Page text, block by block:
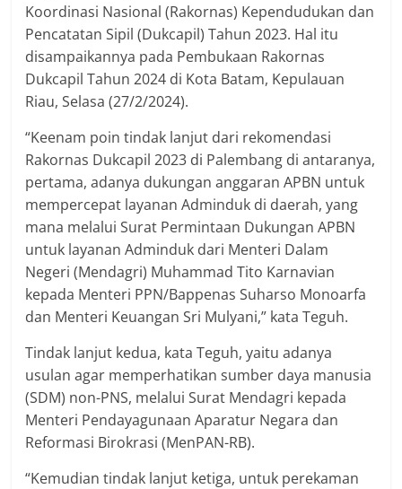
Koordinasi Nasional (Rakornas) Kependudukan dan
Pencatatan Sipil (Dukcapil) Tahun 2023. Hal itu
disampaikannya pada Pembukaan Rakornas
Dukcapil Tahun 2024 di Kota Batam, Kepulauan
Riau, Selasa (27/2/2024).
“Keenam poin tindak lanjut dari rekomendasi
Rakornas Dukcapil 2023 di Palembang di antaranya,
pertama, adanya dukungan anggaran APBN untuk
mempercepat layanan Adminduk di daerah, yang
mana melalui Surat Permintaan Dukungan APBN
untuk layanan Adminduk dari Menteri Dalam
Negeri (Mendagri) Muhammad Tito Karnavian
kepada Menteri PPN/Bappenas Suharso Monoarfa
dan Menteri Keuangan Sri Mulyani,” kata Teguh.
Tindak lanjut kedua, kata Teguh, yaitu adanya
usulan agar memperhatikan sumber daya manusia
(SDM) non-PNS, melalui Surat Mendagri kepada
Menteri Pendayagunaan Aparatur Negara dan
Reformasi Birokrasi (MenPAN-RB).
“Kemudian tindak lanjut ketiga, untuk perekaman